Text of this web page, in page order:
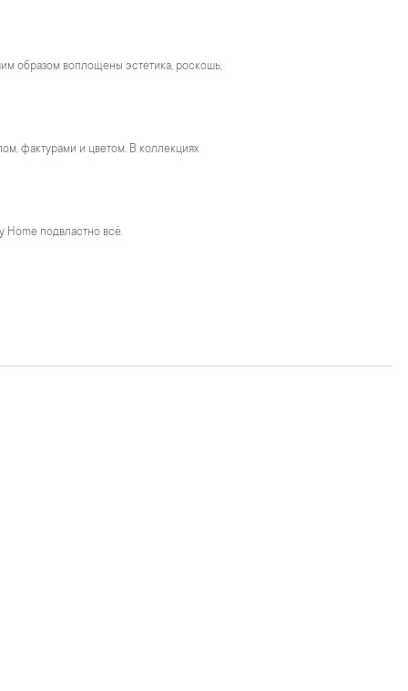
образом воплощены эстетика, роскошь,
фактурами и цветом. В коллекциях
подвластно всё.